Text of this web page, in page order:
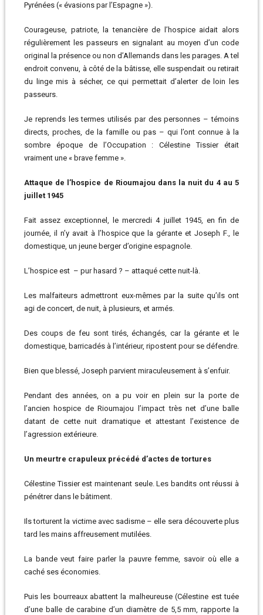
Pyrénées (« évasions par l’Espagne »).
Courageuse, patriote, la tenancière de l’hospice aidait alors
régulièrement les passeurs en signalant au moyen d’un code
original la présence ou non d’Allemands dans les parages. A tel
endroit convenu, à côté de la bâtisse, elle suspendait ou retirait
du linge mis à sécher, ce qui permettait d’alerter de loin les
passeurs.
Je reprends les termes utilisés par des personnes – témoins
directs, proches, de la famille ou pas – qui l’ont connue à la
sombre époque de l’Occupation : Célestine Tissier était
vraiment une « brave femme ».
Attaque de l’hospice de Rioumajou dans la nuit du 4 au 5
juillet 1945
Fait assez exceptionnel, le mercredi 4 juillet 1945, en fin de
journée, il n’y avait à l’hospice que la gérante et Joseph F., le
domestique, un jeune berger d’origine espagnole.
L’hospice est – pur hasard ? – attaqué cette nuit-là.
Les malfaiteurs admettront eux-mêmes par la suite qu’ils ont
agi de concert, de nuit, à plusieurs, et armés.
Des coups de feu sont tirés, échangés, car la gérante et le
domestique, barricadés à l’intérieur, ripostent pour se défendre.
Bien que blessé, Joseph parvient miraculeusement à s’enfuir.
Pendant des années, on a pu voir en plein sur la porte de
l’ancien hospice de Rioumajou l’impact très net d’une balle
datant de cette nuit dramatique et attestant l’existence de
l’agression extérieure.
Un meurtre crapuleux précédé d’actes de tortures
Célestine Tissier est maintenant seule. Les bandits ont réussi à
pénétrer dans le bâtiment.
Ils torturent la victime avec sadisme – elle sera découverte plus
tard les mains affreusement mutilées.
La bande veut faire parler la pauvre femme, savoir où elle a
caché ses économies.
Puis les bourreaux abattent la malheureuse (Célestine est tuée
d’une balle de carabine d’un diamètre de 5,5 mm, rapporte la